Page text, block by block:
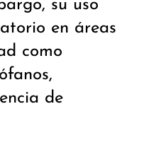
su uso
en áreas
como
de